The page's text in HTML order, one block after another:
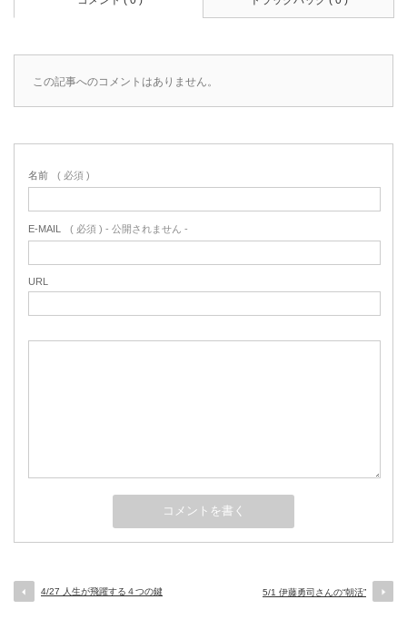
この記事へのコメントはありません。
名前 ( 必須 )
E-MAIL ( 必須 ) - 公開されません -
URL
4/27 人生が飛躍する４つの鍵 5/1 伊藤勇司さんの“朝活”